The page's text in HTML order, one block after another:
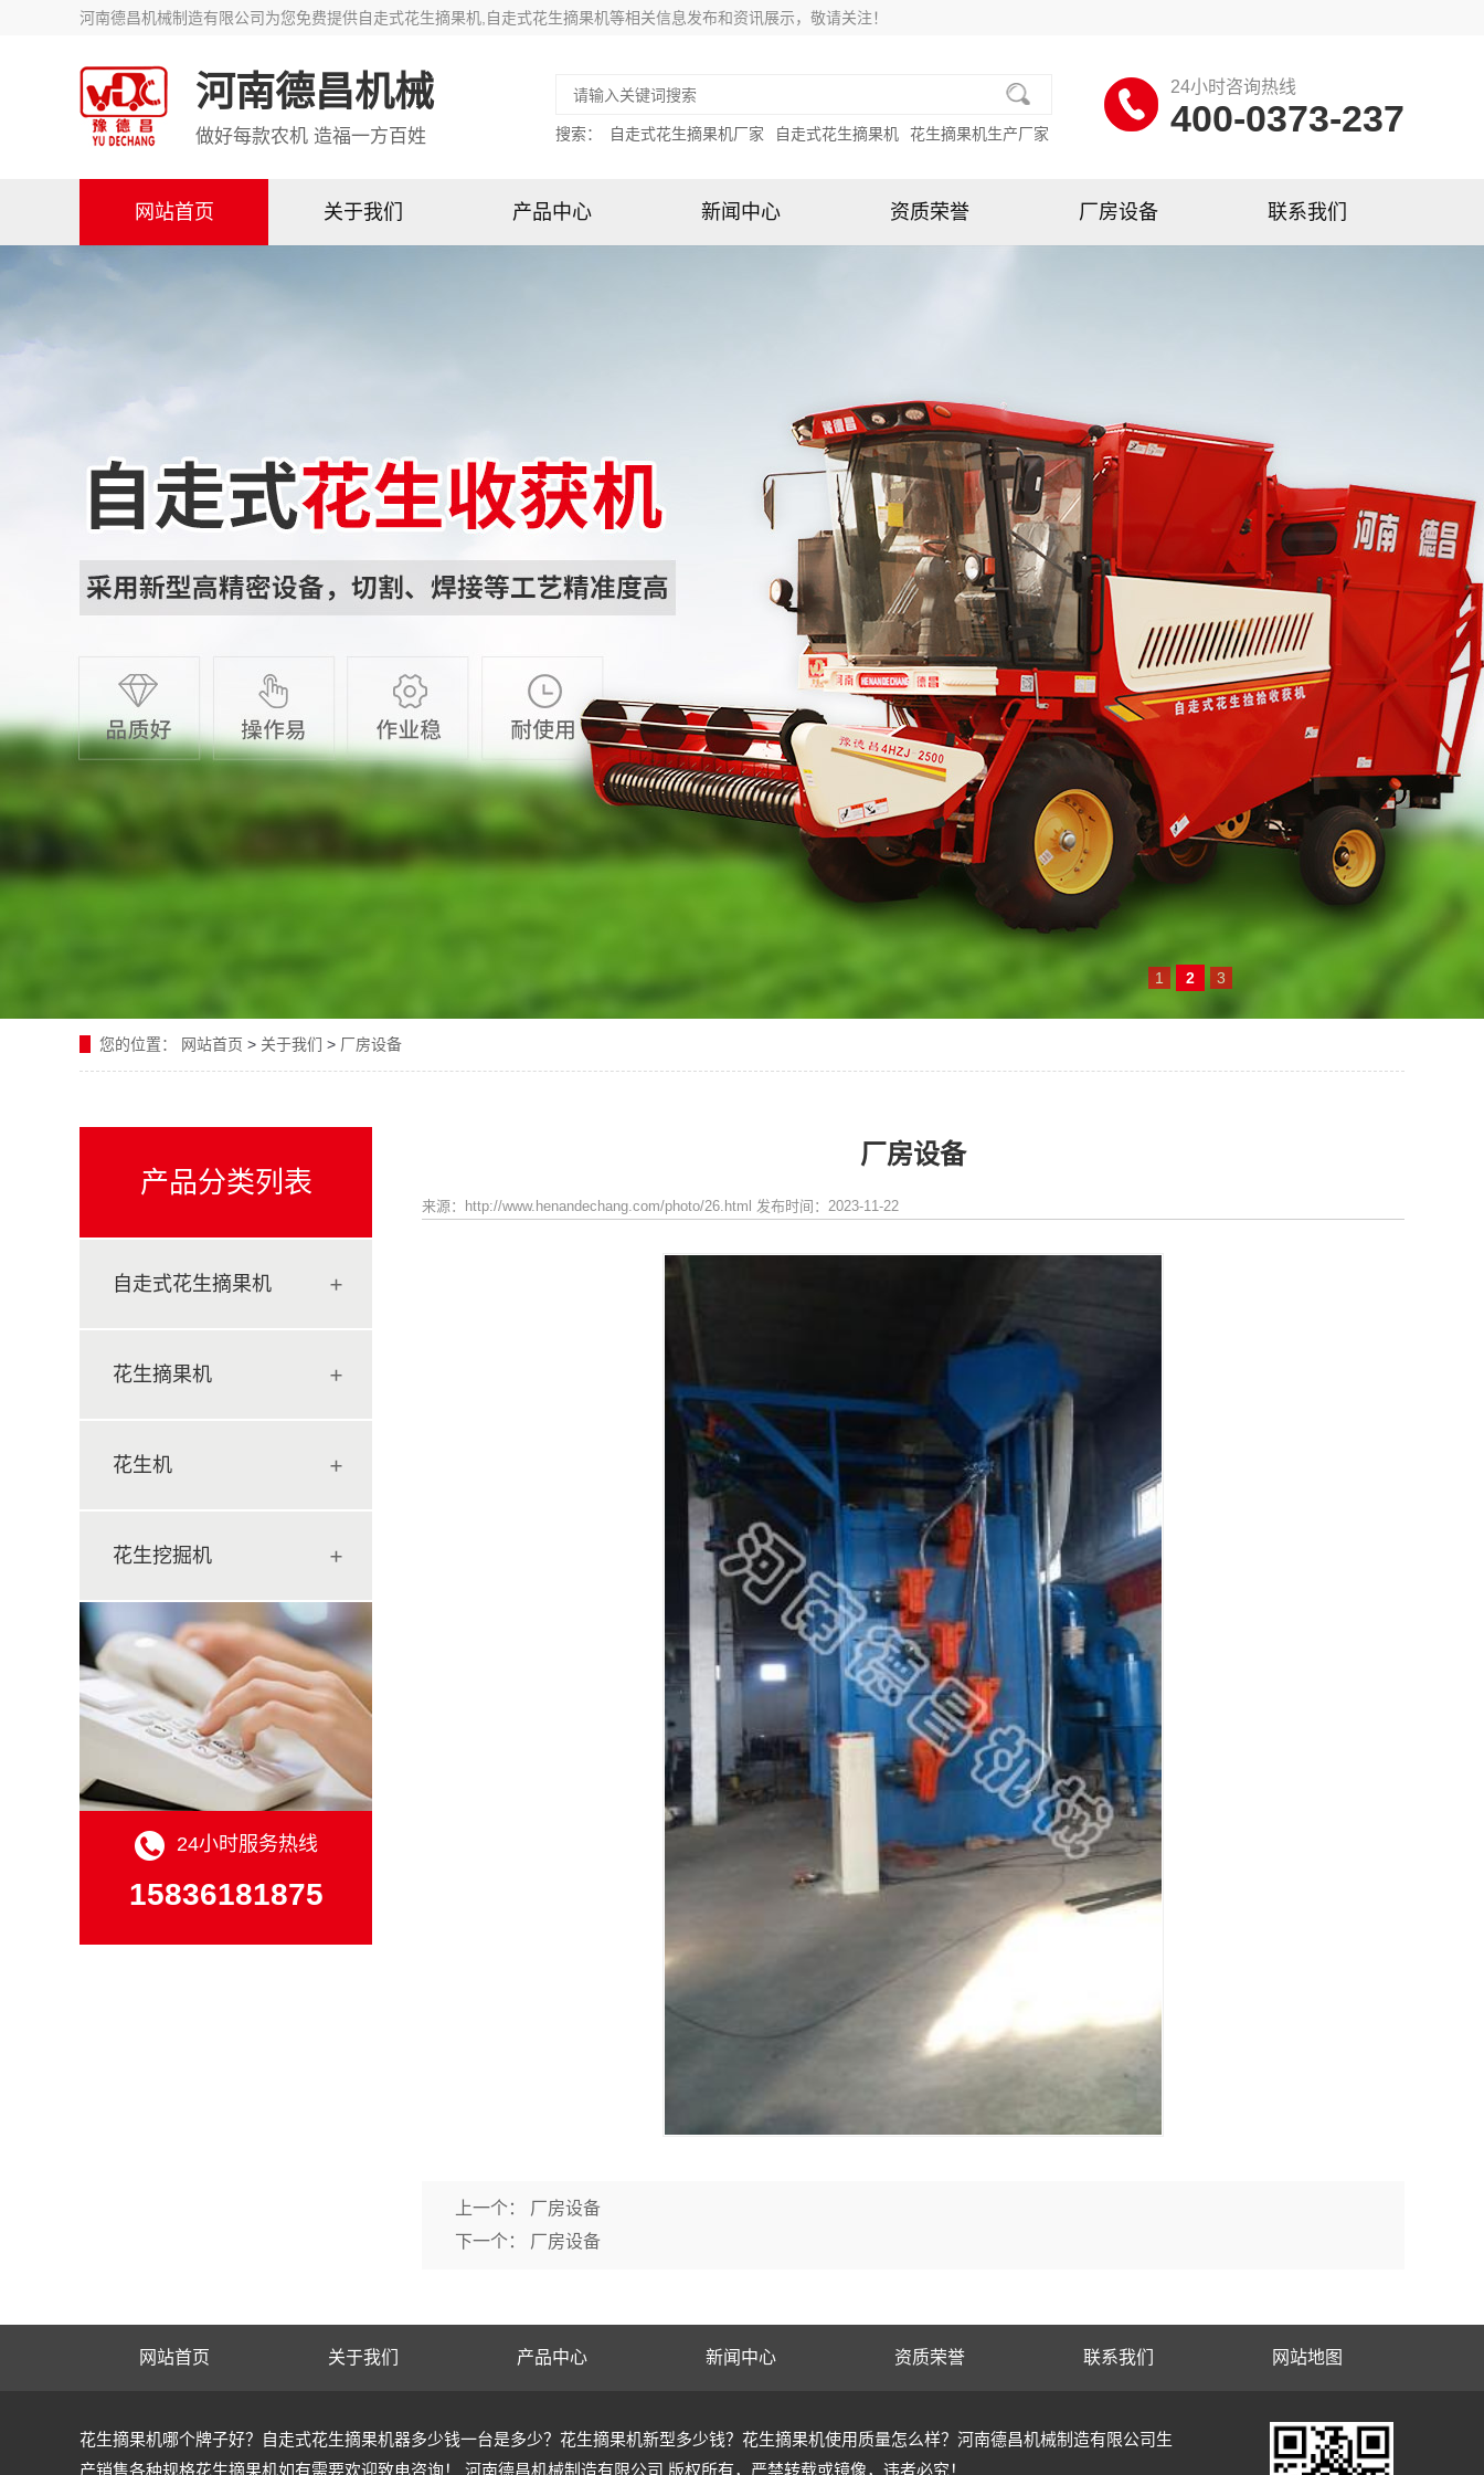
河南德昌机械制造有限公司为您免费提供自走式花生摘果机,自走式花生摘果机等相关信息发布和资讯展示，敬请关注！
河南德昌机械
做好每款农机 造福一方百姓 搜索： 自走式花生摘果机厂家 自走式花生摘果机 花生摘果机生产厂家
24小时咨询热线
400-0373-237
网站首页 关于我们 产品中心 新闻中心 资质荣誉 厂房设备 联系我们
1 2 3
您的位置： 网站首页 > 关于我们 > 厂房设备
产品分类列表
自走式花生摘果机
花生摘果机
花生机
花生挖掘机
24小时服务热线
15836181875
厂房设备
来源：http://www.henandechang.com/photo/26.html 发布时间：2023-11-22
上一个：
厂房设备
下一个：
厂房设备
网站首页 关于我们 产品中心 新闻中心 资质荣誉 联系我们 网站地图
花生摘果机哪个牌子好？自走式花生摘果机器多少钱一台是多少？花生摘果机新型多少钱？花生摘果机使用质量怎么样？河南德昌机械制造有限公司生
产销售各种规格花生摘果机如有需要欢迎致电咨询！ 河南德昌机械制造有限公司 版权所有，严禁转载或镜像，违者必究！